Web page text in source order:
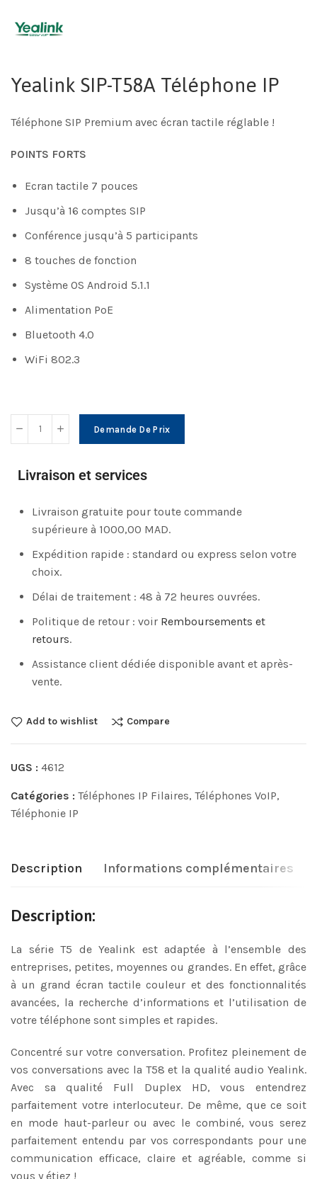
Yealink SIP-T58A Téléphone IP
Téléphone SIP Premium avec écran tactile réglable !
POINTS FORTS
Ecran tactile 7 pouces
Jusqu’à 16 comptes SIP
Conférence jusqu’à 5 participants
8 touches de fonction
Système OS Android 5.1.1
Alimentation PoE
Bluetooth 4.0
WiFi 802.3
Demande De Prix
Livraison et services
Livraison gratuite pour toute commande
supérieure à 1000,00 MAD.
Expédition rapide : standard ou express selon votre
choix.
Délai de traitement : 48 à 72 heures ouvrées.
Politique de retour : voir Remboursements et
retours.
Assistance client dédiée disponible avant et après-
vente.
Add to wishlist Compare
UGS : 4612
Catégories : Téléphones IP Filaires, Téléphones VoIP,
Téléphonie IP
Description Informations complémentaires
Description:
La série T5 de Yealink est adaptée à l’ensemble des
entreprises, petites, moyennes ou grandes. En effet, grâce
à un grand écran tactile couleur et des fonctionnalités
avancées, la recherche d’informations et l’utilisation de
votre téléphone sont simples et rapides.
Concentré sur votre conversation. Profitez pleinement de
vos conversations avec la T58 et la qualité audio Yealink.
Avec sa qualité Full Duplex HD, vous entendrez
parfaitement votre interlocuteur. De même, que ce soit
en mode haut-parleur ou avec le combiné, vous serez
parfaitement entendu par vos correspondants pour une
communication efficace, claire et agréable, comme si
vous y étiez !